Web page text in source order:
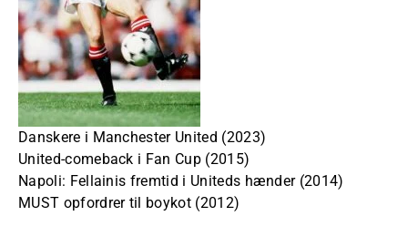
Danskere i Manchester United (2023)
United-comeback i Fan Cup (2015)
Napoli: Fellainis fremtid i Uniteds hænder (2014)
MUST opfordrer til boykot (2012)